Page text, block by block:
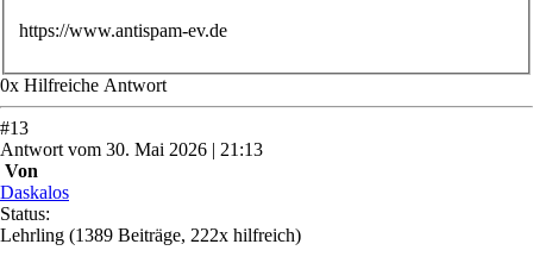
https://www.antispam-ev.de
0x Hilfreiche Antwort
#13
Antwort vom 30. Mai 2026 | 21:13
Von
Daskalos
Status:
Lehrling (1389 Beiträge, 222x hilfreich)